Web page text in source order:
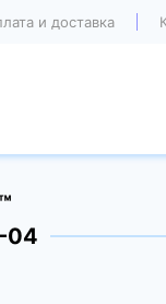
и доставка
04